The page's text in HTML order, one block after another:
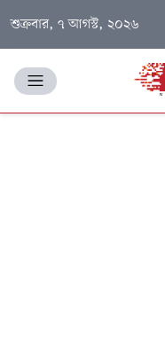
শুক্রবার, ৭ আগস্ট, ২০২৬